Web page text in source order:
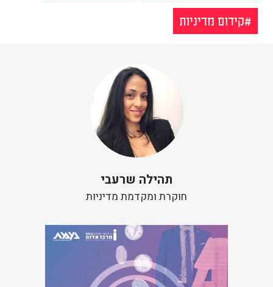
קידום מדיניות
תהילה שרעבי
חוקרת ומקדמת מדיניות